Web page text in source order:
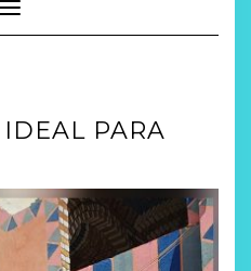
Cambiar modo de navegación
PARA